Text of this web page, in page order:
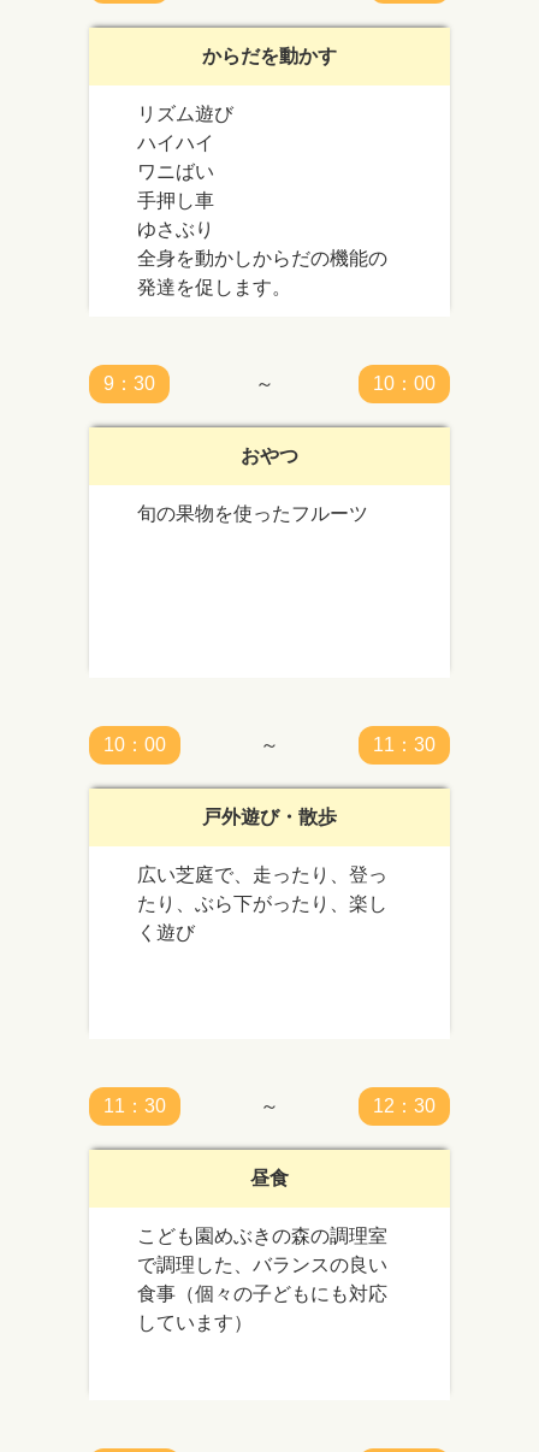
からだを動かす
リズム遊び
ハイハイ
ワニばい
手押し車
ゆさぶり
全身を動かしからだの機能の
発達を促します。
9：30 ～ 10：00
おやつ
旬の果物を使ったフルーツ
10：00 ～ 11：30
戸外遊び・散歩
広い芝庭で、走ったり、登っ
たり、ぶら下がったり、楽し
く遊び
11：30 ～ 12：30
昼食
こども園めぶきの森の調理室
で調理した、バランスの良い
食事（個々の子どもにも対応
しています）